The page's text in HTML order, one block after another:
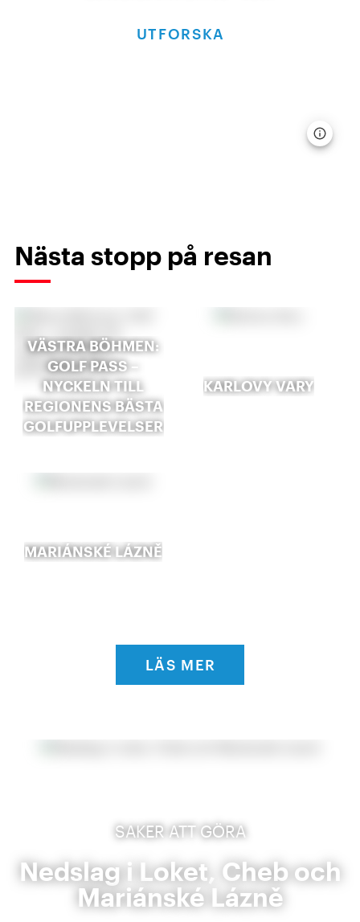
UTFORSKA
Nästa stopp på resan
VÄSTRA BÖHMEN:
GOLF PASS –
NYCKELN TILL
REGIONENS BÄSTA
GOLFUPPLEVELSER
KARLOVY VARY
MARIÁNSKÉ LÁZNĚ
LÄS MER
SAKER ATT GÖRA
Nedslag i Loket, Cheb och
Mariánské Lázně